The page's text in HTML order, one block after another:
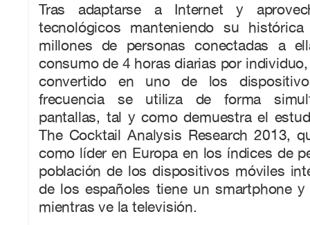
Tras adaptarse a Internet y
tecnológicos manteniendo su
millones de personas conectadas a
consumo de 4 horas diarias por
convertido en uno de los
frecuencia se utiliza de forma
pantallas, tal y como demuestra el
The Cocktail Analysis Research 2013,
como líder en Europa en los índices de
población de los dispositivos móviles
de los españoles tiene un smartphone
mientras ve la televisión.